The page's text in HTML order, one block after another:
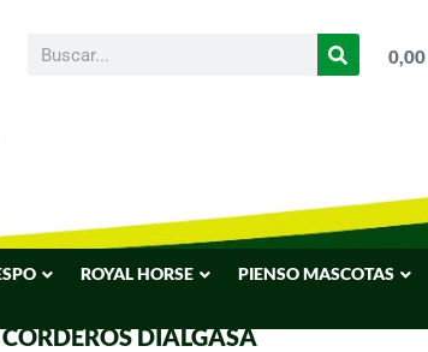
0,00
ROYAL HORSE PIENSO MASCOTAS
DIALGASA